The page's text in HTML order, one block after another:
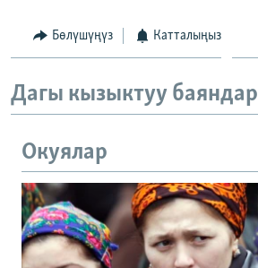
Бөлүшүңүз Катталыңыз
Дагы кызыктуу баяндар
Окуялар